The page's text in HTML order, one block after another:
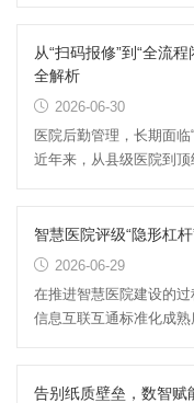
从“扫码报修”到“全流
全解析
2026-06-30
医院后勤管理，长期面临
近年来，从县级医院到顶
智慧医院评级“隐形杠
2026-06-29
在推进智慧医院建设的
信息互联互通标准化成熟
告别纸质壁垒，数智赋